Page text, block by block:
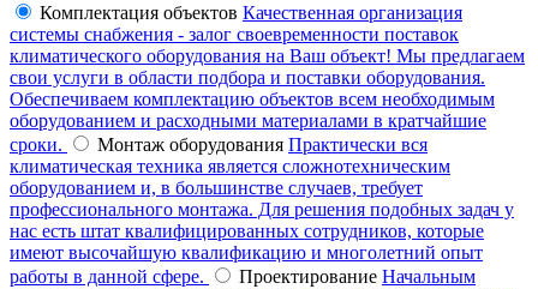
Комплектация объектов Качественная организация
системы снабжения - залог своевременности поставок
климатического оборудования на Ваш объект! Мы предлагаем
свои услуги в области подбора и поставки оборудования.
Обеспечиваем комплектацию объектов всем необходимым
оборудованием и расходными материалами в кратчайшие
сроки.
Монтаж оборудования Практически вся
климатическая техника является сложнотехническим
оборудованием и, в большинстве случаев, требует
профессионального монтажа. Для решения подобных задач у
нас есть штат квалифицированных сотрудников, которые
имеют высочайшую квалификацию и многолетний опыт
работы в данной сфере.
Проектирование Начальным